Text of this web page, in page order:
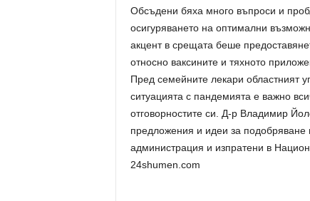
Обсъдени бяха много въпроси и
осигуряването на оптимални
акцент в срещата беше
относно ваксините и тяхното
Пред семейните лекари областният
ситуацията с пандемията е важно
отговорностите си. Д-р Владимир
предложения и идеи за
администрация и изпратени в
24shumen.com